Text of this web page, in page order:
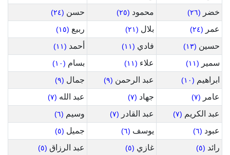
خضر (٢٦) محمود (٢٥) حسن (٢٤)
عمر (٢٤) بلال (٢١) ربيع (١٥)
حسين (١٣) فادي (١١) أحمد (١١)
سمير (١١) علاء (١١) بسام (١٠)
ابراهيم (١٠) عبد الرحمن (٩) جمال (٩)
عامر (٧) جهاد (٧) عبد الله (٧)
عبد الكريم (٧) عبد القادر (٧) وسيم (٦)
عبود (٦) يوسف (٦) جميل (٥)
رائد (٥) غازي (٥) عبد الرزاق (٥)